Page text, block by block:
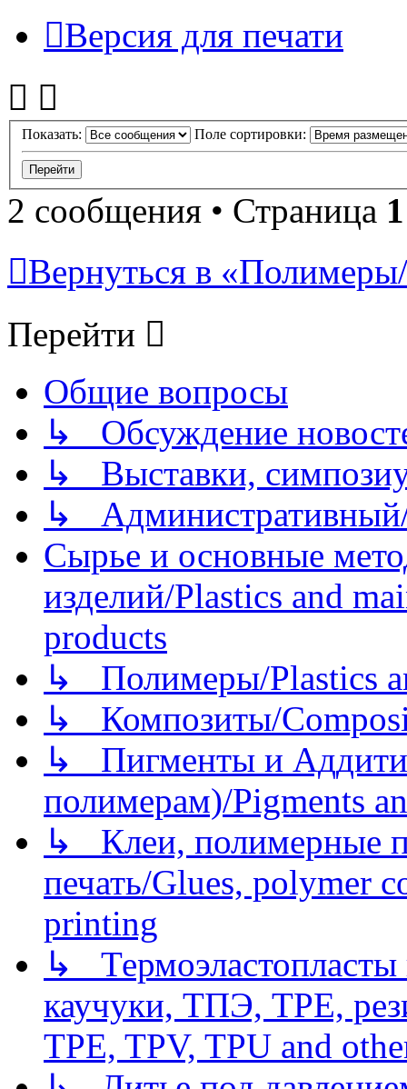
Версия для печати
Показать: Поле сортировки:
2 сообщения • Страница 1
Вернуться в
Перейти
Общие вопросы
↳ Обсуждение
↳ Выставки,
↳
Сырье и основные
изделий/Plastics and
products
↳ Полимеры/Plastics
↳ Композиты/
↳ Пигменты и
полимерам)/Pigments
↳ Клеи, полимерные
печать/Glues, polymer
printing
↳
каучуки, ТПЭ, TPE,
TPE, TPV, TPU and